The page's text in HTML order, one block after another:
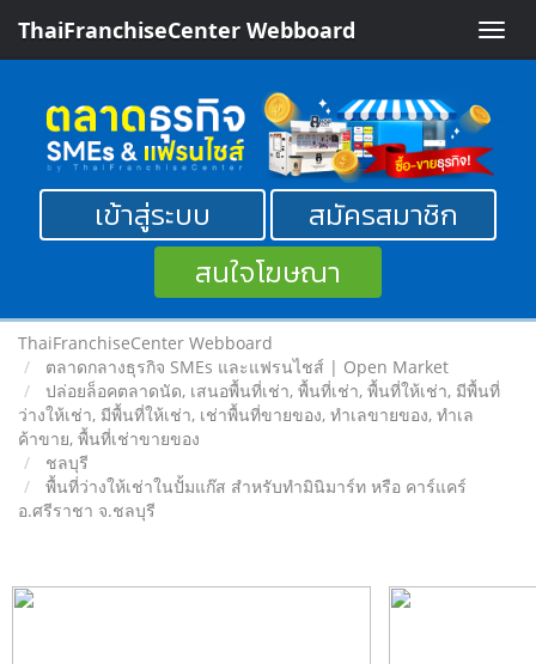
Toggle
ThaiFranchiseCenter Webboard
เข้าสู่ระบบ
สมัครสมาชิก
สนใจโฆษณา
ThaiFranchiseCenter Webboard
ตลาดกลางธุรกิจ SMEs และแฟรนไชส์ | Open Market
ปล่อยล็อคตลาดนัด, เสนอพื้นที่เช่า, พื้นที่เช่า, พื้นที่ให้เช่า, มีพื้นที่
ว่างให้เช่า, มีพื้นที่ให้เช่า, เช่าพื้นที่ขายของ, ทําเลขายของ, ทำเล
ค้าขาย, พื้นที่เช่าขายของ
ชลบุรี
พื้นที่ว่างให้เช่าในปั้มแก๊ส สำหรับทำมินิมาร์ท หรือ คาร์แคร์
อ.ศรีราชา จ.ชลบุรี